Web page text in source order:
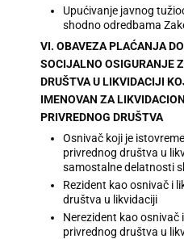
Upućivanje javnog
shodno odredbama
VI. OBAVEZA PLAĆANJA
SOCIJALNO OSIGURANJE
DRUŠTVA U LIKVIDACIJI
IMENOVAN ZA
PRIVREDNOG DRUŠTVA
Osnivač koji je
privrednog društva u
samostalne delatnosti
Rezident kao osnivač i
društva u likvidaciji
Nerezident kao
privrednog društva u